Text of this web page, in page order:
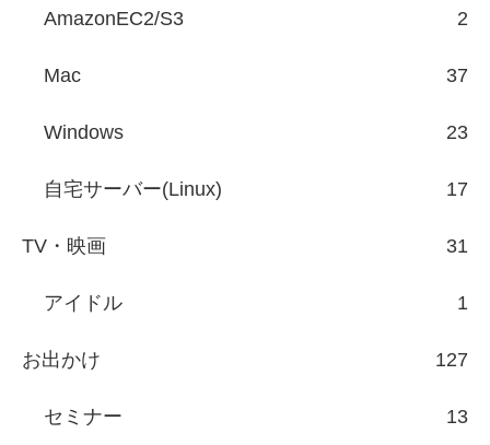
AmazonEC2/S3 2
Mac 37
Windows 23
自宅サーバー(Linux) 17
TV・映画 31
アイドル 1
お出かけ 127
セミナー 13